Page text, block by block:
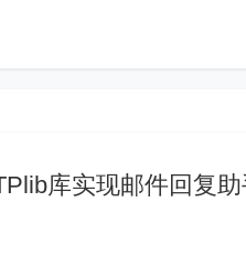
库实现邮件回复助